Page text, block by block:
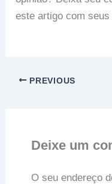
este artigo com seus
PREVIOUS
Deixe um
O seu endereço